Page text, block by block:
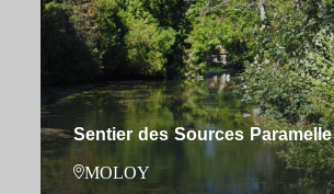
Sentier des Sources Paramelle
MOLOY